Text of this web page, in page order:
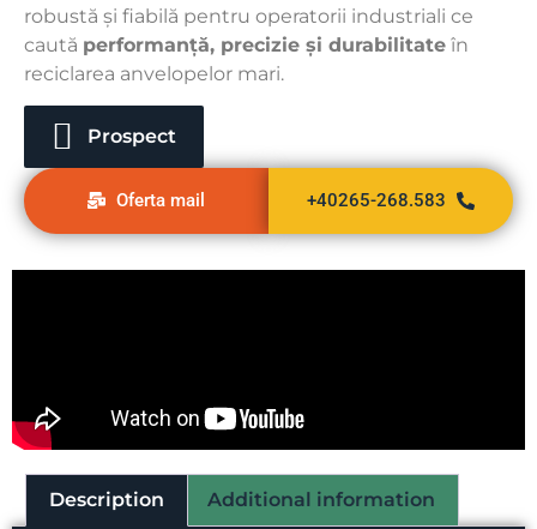
robustă și fiabilă pentru operatorii industriali ce
caută performanță, precizie și durabilitate în
reciclarea anvelopelor mari.
Prospect
Oferta mail +40265-268.583
Description Additional information